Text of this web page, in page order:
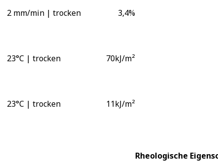
2 mm/min | trocken 3,4%
23°C | trocken 70kJ/m²
23°C | trocken 11kJ/m²
Rheologische